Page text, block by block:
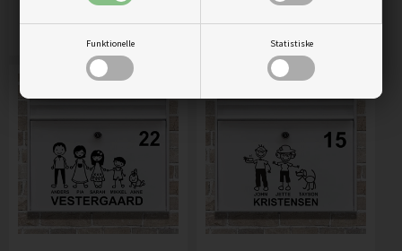
Funktionelle Statistiske
Mere info Mere info